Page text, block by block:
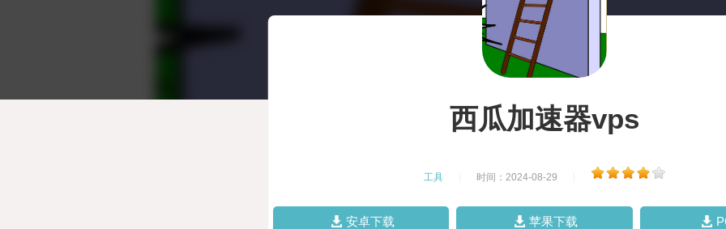
西瓜加速器vps
工具 时间：2024-08-29
安卓下载 苹果下载